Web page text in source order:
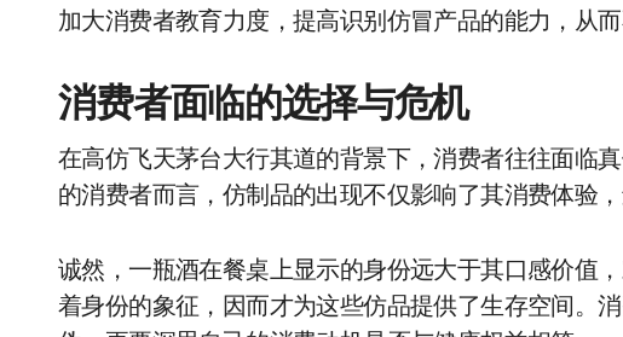
加大消费者教育力度，提高识别仿冒产品的能力，从而
消费者面临的选择与危机
在高仿飞天茅台大行其道的背景下，消费者往往面临
的消费者而言，仿制品的出现不仅影响了其消费体验，
诚然，一瓶酒在餐桌上显示的身份远大于其口感价值
着身份的象征，因而才为这些仿品提供了生存空间。